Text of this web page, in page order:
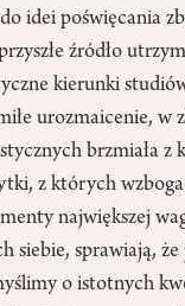
idei poświęcania
źródło
kierunki
urozmaicenie, w
brzmiała z
z których
największej
siebie, sprawiają,
o istotnych